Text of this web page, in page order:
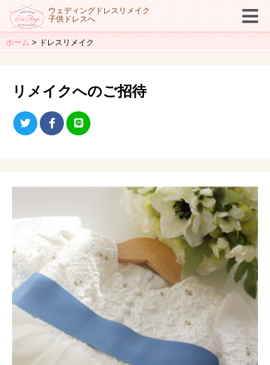
ウェディングドレスリメイク
子供ドレスへ
ホーム ドレスリメイク
リメイクへのご招待